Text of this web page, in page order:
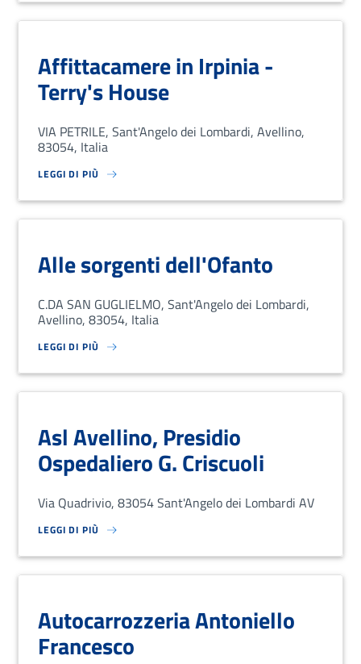
Affittacamere in Irpinia -
Terry's House
VIA PETRILE, Sant'Angelo dei Lombardi, Avellino,
83054, Italia
LEGGI DI PIÙ
SU LOREM IPSUM DOLOR SIT AMET, CONSECTETUR ADIPISCING
Alle sorgenti dell'Ofanto
C.DA SAN GUGLIELMO, Sant'Angelo dei Lombardi,
Avellino, 83054, Italia
LEGGI DI PIÙ
SU LOREM IPSUM DOLOR SIT AMET, CONSECTETUR ADIPISCING
Asl Avellino, Presidio
Ospedaliero G. Criscuoli
Via Quadrivio, 83054 Sant'Angelo dei Lombardi AV
LEGGI DI PIÙ
SU LOREM IPSUM DOLOR SIT AMET, CONSECTETUR ADIPISCING
Autocarrozzeria Antoniello
Francesco